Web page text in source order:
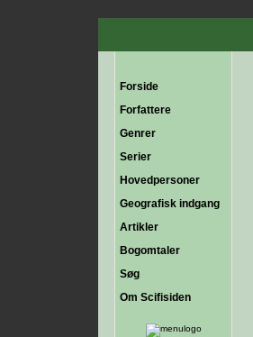
Forside
Forfattere
Genrer
Serier
Hovedpersoner
Geografisk indgang
Artikler
Bogomtaler
Søg
Om Scifisiden